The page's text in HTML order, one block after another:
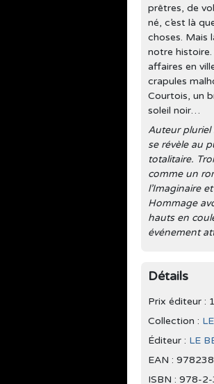
prêtres, de
né, c’est là
choses. Mais
notre histoire.
affaires en
crapules
Courtois, un
soleil noir…
Auteur
se révèle au
totalitaire.
comme un
l’Imaginaire
Hommage
hauts en
événement
Détails
Prix éditeur :
Collection :
Éditeur : LE
EAN :
ISBN : 978-